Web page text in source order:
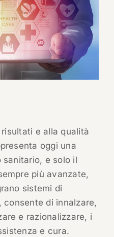
risultati e alla qualità
oggi una
e solo il
più avanzate,
sistemi di
consente di innalzare,
e razionalizzare, i
e cura.